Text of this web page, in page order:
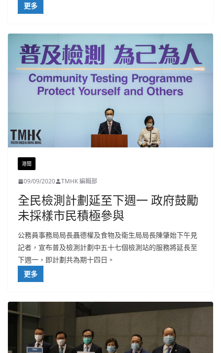
更多
港聞
09/09/2020 TMHK 編輯部
全民檢測計劃延至下週一 政府鼓勵
未採樣市民積極參與
公務員事務局局長聶德權及食物及衛生局局長陳肇始下午見
記者，宣布普及檢測計劃中五十七個檢測站的服務將延長至
下週一，即計劃共為期十四日。
更多